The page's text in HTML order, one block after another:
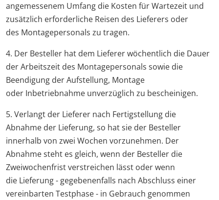
angemessenem Umfang die Kosten für Wartezeit und
zusätzlich erforderliche Reisen des Lieferers oder
des Montagepersonals zu tragen.
4. Der Besteller hat dem Lieferer wöchentlich die Dauer
der Arbeitszeit des Montagepersonals sowie die
Beendigung der Aufstellung, Montage
oder Inbetriebnahme unverzüglich zu bescheinigen.
5. Verlangt der Lieferer nach Fertigstellung die
Abnahme der Lieferung, so hat sie der Besteller
innerhalb von zwei Wochen vorzunehmen. Der
Abnahme steht es gleich, wenn der Besteller die
Zweiwochenfrist verstreichen lässt oder wenn
die Lieferung - gegebenenfalls nach Abschluss einer
vereinbarten Testphase - in Gebrauch genommen